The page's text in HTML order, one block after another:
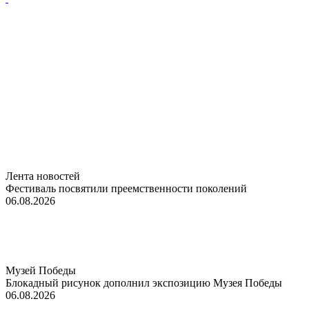
Лента новостей
Фестиваль посвятили преемственности поколений
06.08.2026
Музей Победы
Блокадный рисунок дополнил экспозицию Музея Победы
06.08.2026